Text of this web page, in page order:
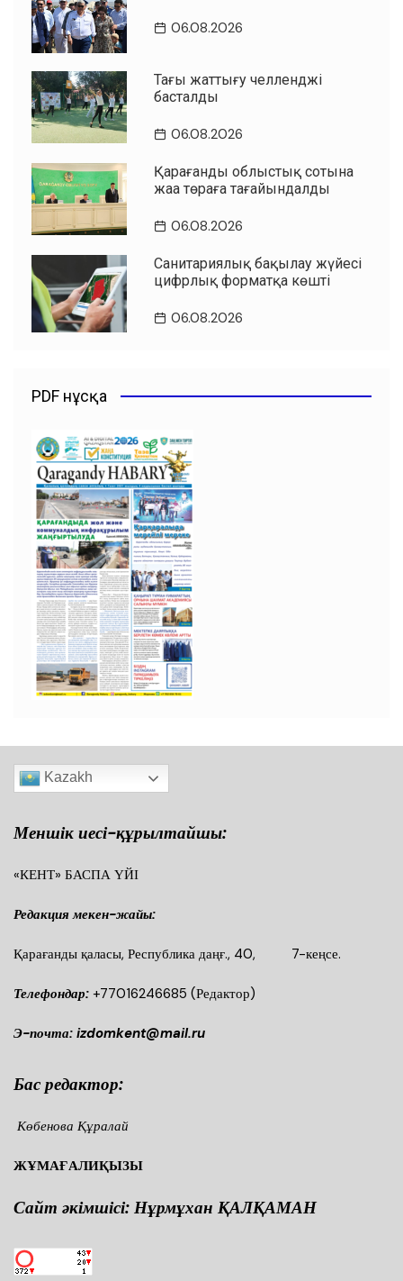
06.08.2026
Таңғы жаттығу челленджі
басталды
06.08.2026
Қарағанды облыстық сотына
жаңа төраға тағайындалды
06.08.2026
Санитариялық бақылау жүйесі
цифрлық форматқа көшті
06.08.2026
PDF нұсқа
Kazakh
Меншік иесі-құрылтайшы:
«КЕНТ» БАСПА ҮЙІ
Редакция мекен-жайы:
Қарағанды қаласы, Республика даңғ., 40, 7-кеңсе.
Телефондар: +77016246685 (Редактор)
Э-почта: izdomkent@mail.ru
Бас редактор:
Көбенова Құралай
ЖҰМАҒАЛИҚЫЗЫ
Сайт әкімшісі: Нұрмұхан ҚАЛҚАМАН